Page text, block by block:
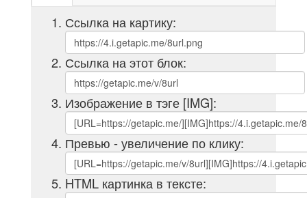
Ссылка на картику:
Ссылка на этот блок:
Изображение в тэге [IMG]:
Превью - увеличение по клику:
HTML картинка в тексте: